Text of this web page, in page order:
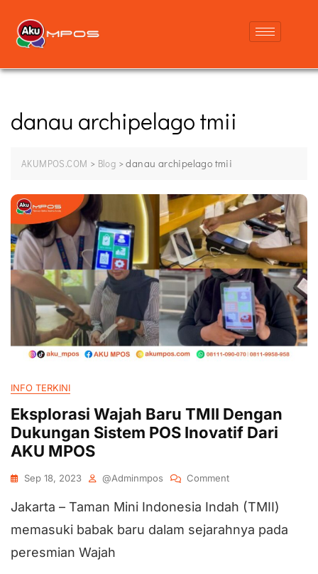
danau archipelago tmii
AKUMPOS.COM > Blog >danau archipelago tmii
INFO TERKINI
Eksplorasi Wajah Baru TMII Dengan
Dukungan Sistem POS Inovatif Dari
AKU MPOS
Sep 18, 2023 @adminmpos Comment
Jakarta – Taman Mini Indonesia Indah (TMII)
memasuki babak baru dalam sejarahnya pada
peresmian Wajah